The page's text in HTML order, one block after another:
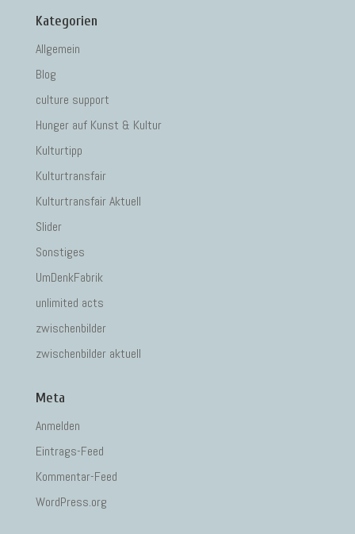
Kategorien
Allgemein
Blog
culture support
Hunger auf Kunst & Kultur
Kulturtipp
Kulturtransfair
Kulturtransfair Aktuell
Slider
Sonstiges
UmDenkFabrik
unlimited acts
zwischenbilder
zwischenbilder aktuell
Meta
Anmelden
Eintrags-Feed
Kommentar-Feed
WordPress.org